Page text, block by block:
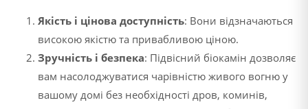
Якість і цінова доступність: Вони відзначаються
високою якістю та привабливою ціною.
Зручність і безпека: Підвісний біокамін дозволяє
вам насолоджуватися чарівністю живого вогню у
вашому домі без необхідності дров, коминів,